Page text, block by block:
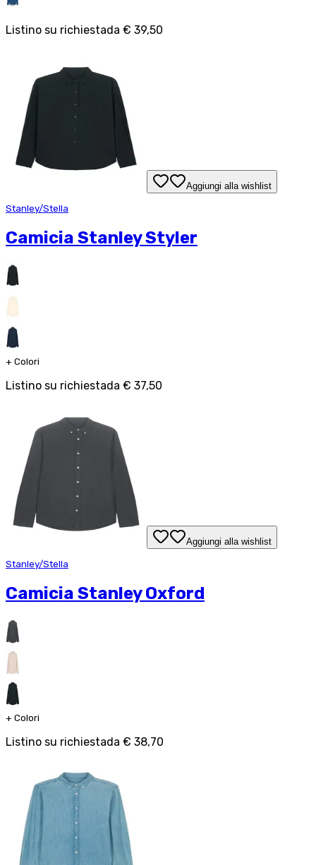
Listino su richiestada € 39,50
Aggiungi alla wishlist
Stanley/Stella
Camicia Stanley Styler
+ Colori
Listino su richiestada € 37,50
Aggiungi alla wishlist
Stanley/Stella
Camicia Stanley Oxford
+ Colori
Listino su richiestada € 38,70